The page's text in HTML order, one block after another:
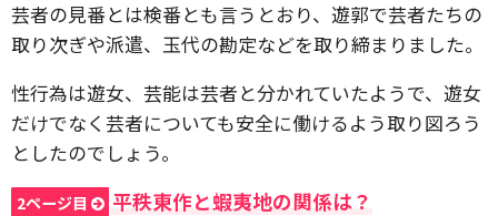
芸者の見番とは検番とも言うとおり、遊郭で芸者たちの
取り次ぎや派遣、玉代の勘定などを取り締まりました。
性行為は遊女、芸能は芸者と分かれていたようで、遊女
だけでなく芸者についても安全に働けるよう取り図ろう
としたのでしょう。
2ページ目 平秩東作と蝦夷地の関係は？